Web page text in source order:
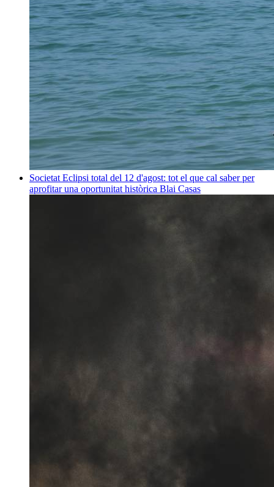
Societat Eclipsi total del 12 d'agost: tot el que cal saber per
aprofitar una oportunitat històrica Blai Casas